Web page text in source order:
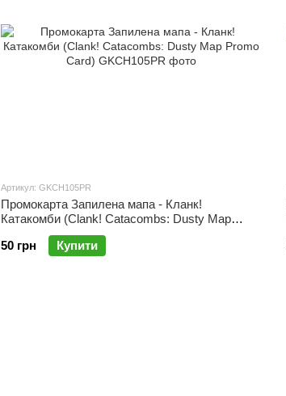
Артикул: GKCH105PR
Промокарта Запилена мапа - Кланк!
Катакомби (Clank! Catacombs: Dusty Map
Promo Card)
50 грн
Купити